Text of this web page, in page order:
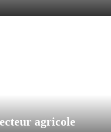
agricole